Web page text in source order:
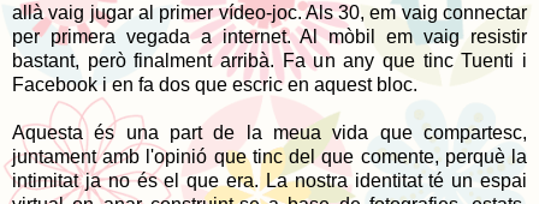
allà vaig jugar al primer vídeo-joc. Als 30, em vaig connectar
per primera vegada a internet. Al mòbil em vaig resistir
bastant, però finalment arribà. Fa un any que tinc Tuenti i
Facebook i en fa dos que escric en aquest bloc.
Aquesta és una part de la meua vida que compartesc,
juntament amb l'opinió que tinc del que comente, perquè la
intimitat ja no és el que era. La nostra identitat té un espai